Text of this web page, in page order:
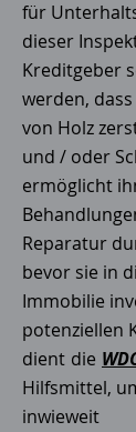
für
dieser
Kreditgeber
werden,
von Holz
und / oder
ermöglicht
Reparatur
bevor sie in
Immobilie
potenziellen
dient die
Hilfsmittel,
inwieweit